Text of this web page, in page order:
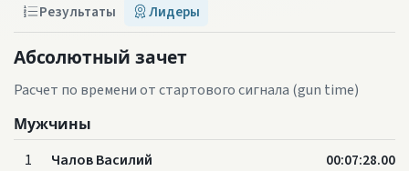
Результаты Лидеры
Абсолютный зачет
Расчет по времени от стартового сигнала (gun time)
Мужчины
1 Чалов Василий 00:07:28.00